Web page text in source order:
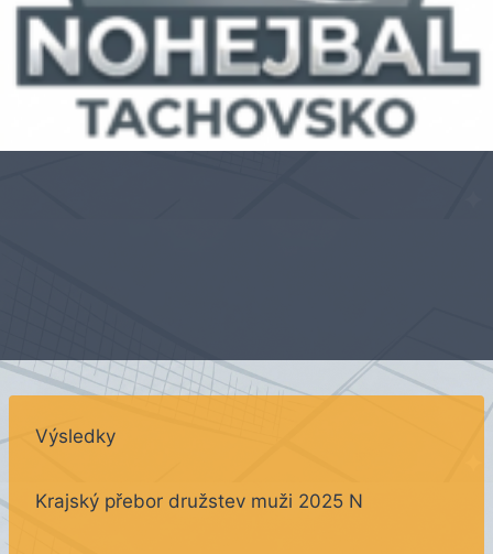
Výsledky
Krajský přebor družstev muži 2025 N